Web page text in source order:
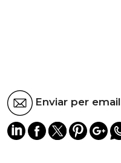
Enviar per email